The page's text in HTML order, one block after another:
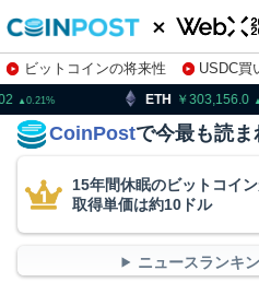
ビットコインの将来性 USDC買
株特集・関連銘柄
303,156.0 XRP
CoinPostで今最も読
15年間休眠のビットコイ
取得単価は約10ドル
ニュースランキ